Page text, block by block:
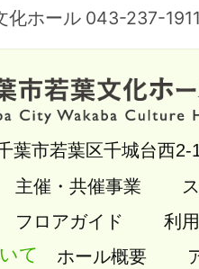
化ホール 043-237-1911
葉市若葉区千城台西
主催・共催事業
フロアガイド 利
て ホール概要